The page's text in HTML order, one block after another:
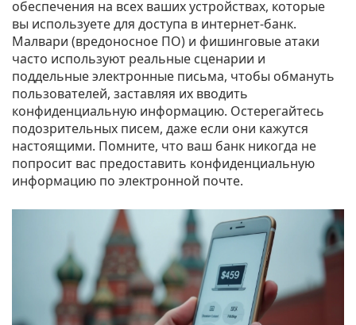
обеспечения на всех ваших устройствах, которые
вы используете для доступа в интернет-банк.
Малвари (вредоносное ПО) и фишинговые атаки
часто используют реальные сценарии и
поддельные электронные письма, чтобы обмануть
пользователей, заставляя их вводить
конфиденциальную информацию. Остерегайтесь
подозрительных писем, даже если они кажутся
настоящими. Помните, что ваш банк никогда не
попросит вас предоставить конфиденциальную
информацию по электронной почте.